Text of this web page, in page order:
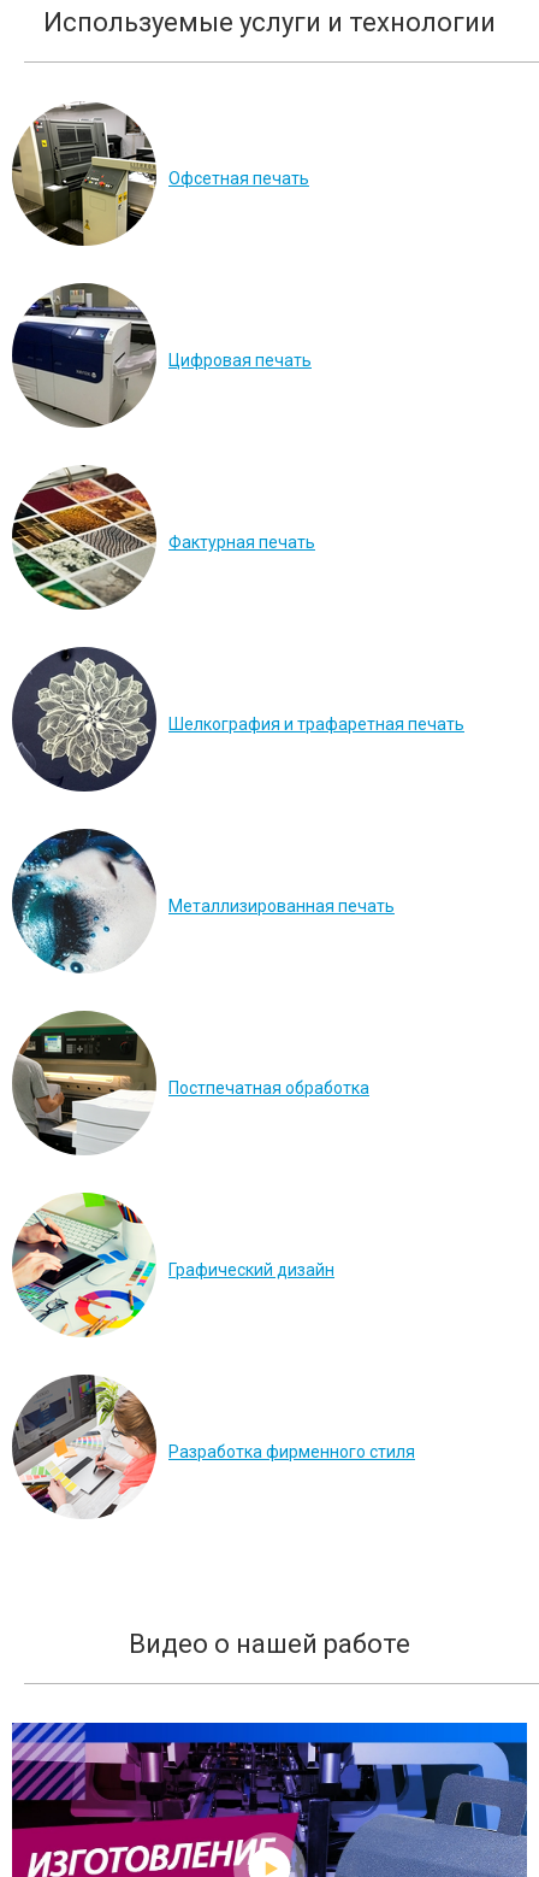
Используемые услуги и технологии
Офсетная печать
Цифровая печать
Фактурная печать
Шелкография и трафаретная печать
Металлизированная печать
Постпечатная обработка
Графический дизайн
Разработка фирменного стиля
Видео о нашей работе